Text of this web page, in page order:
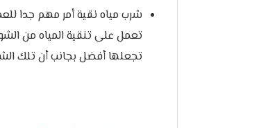
تعمل على تنقية المياه من
تجعلها أفضل بجانب أن تلك الشمعة